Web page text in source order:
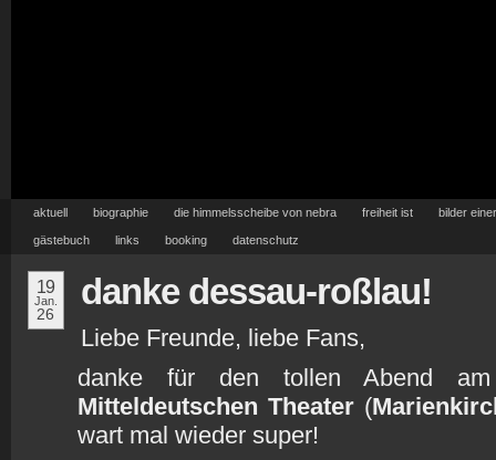
aktuell biographie die himmelsscheibe von nebra freiheit ist bilder
gästebuch links booking datenschutz
19
Jan.
26
danke dessau-roßlau!
Liebe Freunde, liebe Fans,
danke für den tollen Abend am
Mitteldeutschen Theater (
wart mal wieder super!